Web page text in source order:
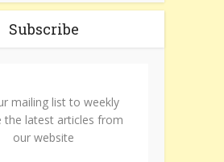
Subscribe
mailing list to weekly
the latest articles from
our website